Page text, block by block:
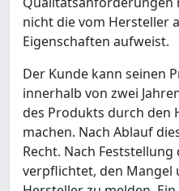
nicht die vom Hersteller
Eigenschaften aufweist.
Der Kunde kann seinen
innerhalb von zwei
des Produkts durch den
machen. Nach Ablauf
Recht. Nach
verpflichtet, den Mangel